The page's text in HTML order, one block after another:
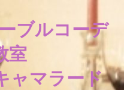
ブルコーデ
教室
マラード